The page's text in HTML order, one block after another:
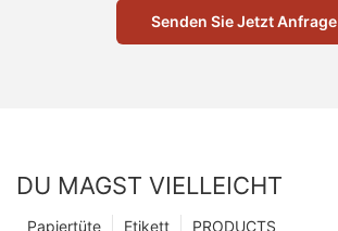
Senden Sie Jetzt Anfrage
DU MAGST VIELLEICHT
PRODUCTS
Etikett
Papiertüte